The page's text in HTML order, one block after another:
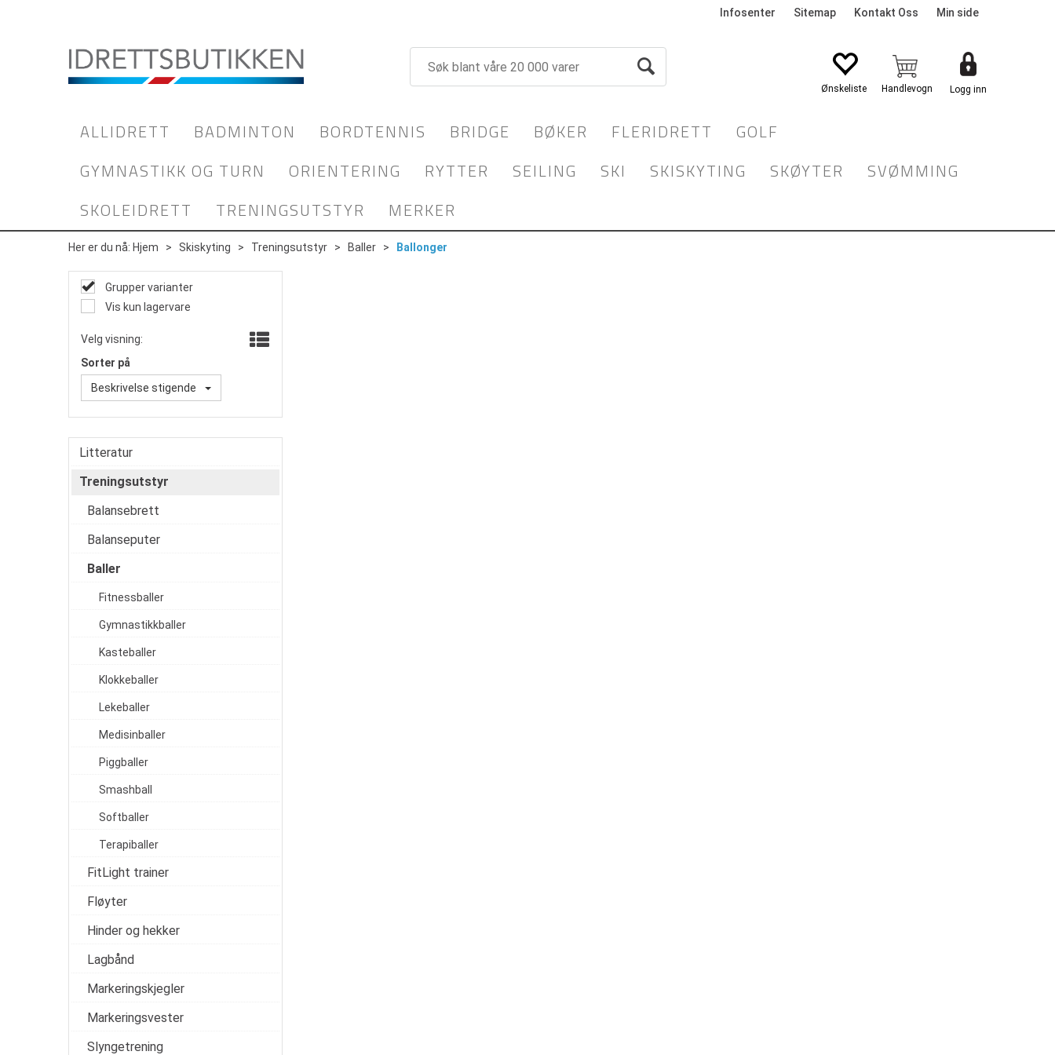
Infosenter Sitemap Kontakt Oss Min side
Logg inn
ALLIDRETT BADMINTON BORDTENNIS BRIDGE BØKER FLERIDRETT
GOLF
GYMNASTIKK OG TURN
ORIENTERING RYTTER SEILING SKI SKISKYTING SKØYTER
SVØMMING
SKOLEIDRETT
TRENINGSUTSTYR MERKER
Her er du nå: Hjem > Skiskyting > Treningsutstyr > Baller > Ballonger
Grupper varianter
Vis kun lagervare
Velg visning:
Sorter på
Beskrivelse stigende
Litteratur
Treningsutstyr
Balansebrett
Balanseputer
Baller
Fitnessballer
Gymnastikkballer
Kasteballer
Klokkeballer
Lekeballer
Medisinballer
Piggballer
Smashball
Softballer
Terapiballer
FitLight trainer
Fløyter
Hinder og hekker
Lagbånd
Markeringskjegler
Markeringsvester
Slyngetrening